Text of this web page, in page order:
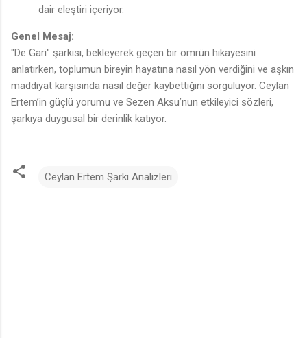
dair eleştiri içeriyor.
Genel Mesaj:
"De Gari" şarkısı, bekleyerek geçen bir ömrün hikayesini
anlatırken, toplumun bireyin hayatına nasıl yön verdiğini ve aşkın
maddiyat karşısında nasıl değer kaybettiğini sorguluyor. Ceylan
Ertem’in güçlü yorumu ve Sezen Aksu’nun etkileyici sözleri,
şarkıya duygusal bir derinlik katıyor.
Ceylan Ertem Şarkı Analizleri